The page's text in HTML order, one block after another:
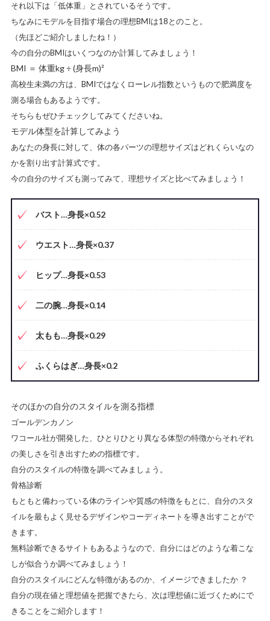
それ以下は「低体重」とされているそうです。
ちなみにモデルを目指す場合の理想BMIは18とのこと。
（先ほどご紹介しましたね！）
今の自分のBMIはいくつなのか計算してみましょう！
BMI ＝ 体重kg ÷ (身長m)²
高校生未満の方は、BMIではなくローレル指数というもので肥満度を
測る場合もあるようです。
そちらもぜひチェックしてみてくださいね。
モデル体型を計算してみよう
あなたの身長に対して、 体の各パーツの理想サイズはどれくらいなの
かを割り出す計算式です。
今の自分のサイズも測ってみて、理想サイズと比べてみましょう！
バスト…身長×0.52
ウエスト…身長×0.37
ヒップ…身長×0.53
二の腕…身長×0.14
太もも…身長×0.29
ふくらはぎ…身長×0.2
そのほかの自分のスタイルを測る指標
ゴールデンカノン
ワコール社が開発した、ひとりひとり異なる体型の特徴からそれぞれ
の美しさを引き出すための指標です。
自分のスタイルの特徴を調べてみましょう。
骨格診断
もともと備わっている体のラインや質感の特徴をもとに、自分のスタ
イルを最もよく見せるデザインやコーディネートを導き出す ことがで
きます。
無料診断できるサイトもあるようなので、自分にはどのような着こな
しが似合うか調べてみましょう！
自分のスタイルにどんな特徴があるのか、イメージできましたか ？
自分の現在値と理想値を把握できたら、次は理想値に近づくためにで
きることをご紹介します！